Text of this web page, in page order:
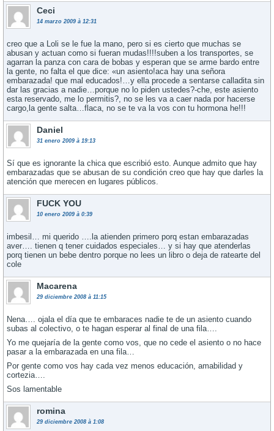
Ceci
14 marzo 2009 à 12:31
creo que a Loli se le fue la mano, pero si es cierto que muchas se
abusan y actuan como si fueran mudas!!!!suben a los transportes, se
agarran la panza con cara de bobas y esperan que se arme bardo entre
la gente, no falta el que dice: «un asiento!aca hay una señora
embarazada! que mal educados!…y ella procede a sentarse calladita sin
dar las gracias a nadie…porque no lo piden ustedes?-che, este asiento
esta reservado, me lo permitis?, no se les va a caer nada por hacerse
cargo,la gente salta…flaca, no se te va la vos con tu hormona he!!!
Daniel
31 enero 2009 à 19:13
Sí­ que es ignorante la chica que escribió esto. Aunque admito que hay
embarazadas que se abusan de su condición creo que hay que darles la
atención que merecen en lugares públicos.
FUCK YOU
10 enero 2009 à 0:39
imbesil… mi querido ….la atienden primero porq estan embarazadas
aver…. tienen q tener cuidados especiales… y si hay que atenderlas
porq tienen un bebe dentro porque no lees un libro o deja de ratearte del
cole
Macarena
29 diciembre 2008 à 11:15
Nena…. ojala el dí­a que te embaraces nadie te de un asiento cuando
subas al colectivo, o te hagan esperar al final de una fila….
Yo me quejarí­a de la gente como vos, que no cede el asiento o no hace
pasar a la embarazada en una fila…
Por gente como vos hay cada vez menos educación, amabilidad y
cortezia….
Sos lamentable
romina
29 diciembre 2008 à 1:08